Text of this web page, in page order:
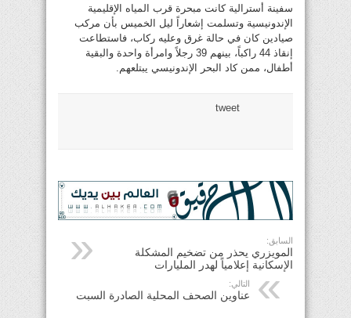
سفينة أسترالية كانت مبحرة قرب المياه الإقليمية
الإندونيسية وتسلمت إشعاراً ليل الخميس بأن مركب
صيادين كان في حالة غرق وعليه ركاب، فاستطاعت
إنقاذ 44 راكباً، بينهم 39 رجلاً وامرأة واحدة والبقية
أطفال، ممن كاد البحر الإندونيسي يبتلعهم.
tweet
السابق:
المويزري يحذر من تضخيم المشكلة
الإسكانية إعلامياً لهدر المليارات
التالي:
عناوين الصحف المحلية الصادرة السبت